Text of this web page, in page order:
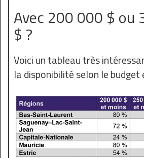
Avec 200 000 $ ou
$ ?
Voici un tableau très
la disponibilité selon le budget